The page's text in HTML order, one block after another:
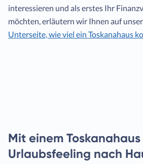
interessieren und als erstes Ihr
möchten, erläutern wir Ihnen auf
Unterseite, wie viel ein Toskanahaus
Mit einem Toskanahaus
Urlaubsfeeling nach